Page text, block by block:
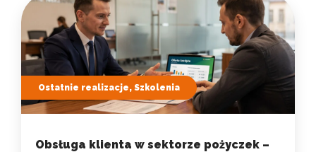
Ostatnie realizacje, Szkolenia
Obsługa klienta w sektorze pożyczek –